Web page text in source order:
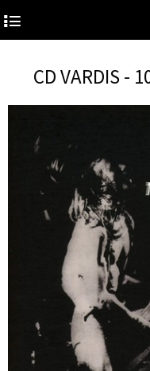
4
CD VARDIS -